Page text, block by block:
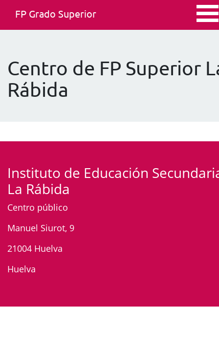
FP Grado Superior
Centro de FP Superior
Rábida
Instituto de Educación
La Rábida
Centro público
Manuel Siurot, 9
21004 Huelva
Huelva